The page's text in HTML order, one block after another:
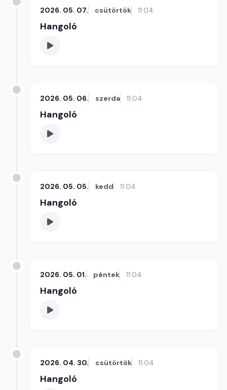
2026. 05. 07. csütörtök 11:04
Hangoló
2026. 05. 06. szerda 11:04
Hangoló
2026. 05. 05. kedd 11:04
Hangoló
2026. 05. 01. péntek 11:04
Hangoló
2026. 04. 30. csütörtök 11:04
Hangoló